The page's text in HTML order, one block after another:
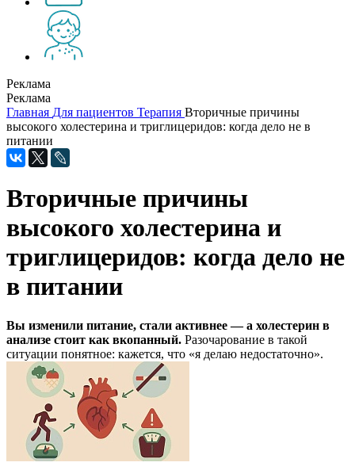
Реклама
Реклама
Главная Для пациентов Терапия Вторичные причины
высокого холестерина и триглицеридов: когда дело не в
питании
Вторичные причины
высокого холестерина и
триглицеридов: когда дело не
в питании
Вы изменили питание, стали активнее — а холестерин в
анализе стоит как вкопанный. Разочарование в такой
ситуации понятное: кажется, что «я делаю недостаточно».